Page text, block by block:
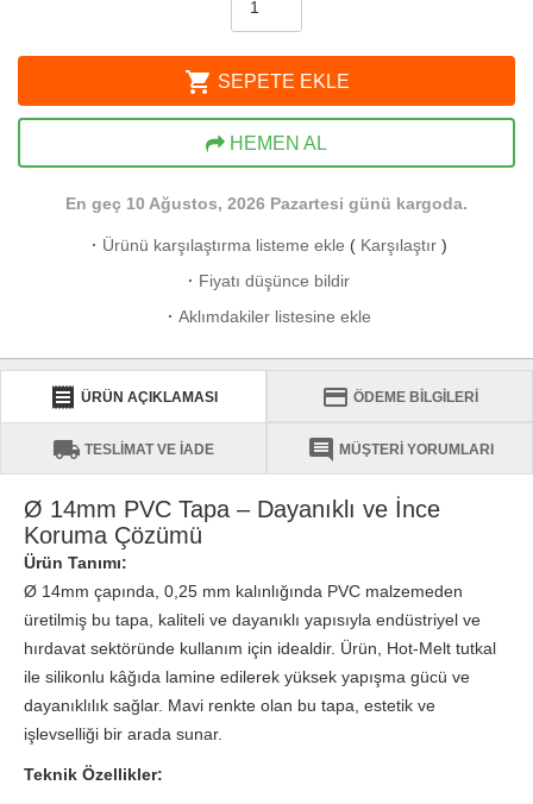
shopping_cart SEPETE EKLE
HEMEN AL
En geç 10 Ağustos, 2026 Pazartesi günü kargoda.
· Ürünü karşılaştırma listeme ekle ( Karşılaştır)
· Fiyatı düşünce bildir
· Aklımdakiler listesine ekle
receipt ÜRÜN AÇIKLAMASI credit_card ÖDEME BİLGİLERİ
local_shipping TESLİMAT VE İADE comment MÜŞTERİ YORUMLARI
Ø 14mm PVC Tapa – Dayanıklı ve İnce
Koruma Çözümü
Ürün Tanımı:
Ø 14mm çapında, 0,25 mm kalınlığında PVC malzemeden
üretilmiş bu tapa, kaliteli ve dayanıklı yapısıyla endüstriyel ve
hırdavat sektöründe kullanım için idealdir. Ürün, Hot-Melt tutkal
ile silikonlu kâğıda lamine edilerek yüksek yapışma gücü ve
dayanıklılık sağlar. Mavi renkte olan bu tapa, estetik ve
işlevselliği bir arada sunar.
Teknik Özellikler: